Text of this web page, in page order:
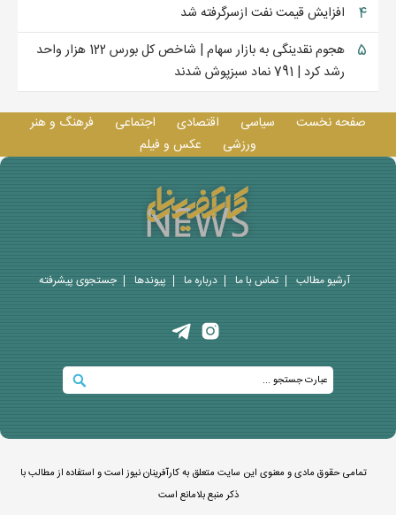
۴ افزایش قیمت نفت ازسرگرفته شد
۵
هجوم نقدینگی به بازار سهام | شاخص کل بورس 122 هزار واحد
رشد کرد | 791 نماد سبزپوش شدند
صفحه نخست سیاسی اقتصادی اجتماعی
فرهنگ و هنر
ورزشی
عکس و فيلم
آرشیو مطالب تماس با ما درباره ما پيوندها جستجوی پيشرفته
تمامی حقوق مادی و معنوی این سایت متعلق به کارآفرینان نیوز است و استفاده از مطالب با
ذکر منبع بلامانع است